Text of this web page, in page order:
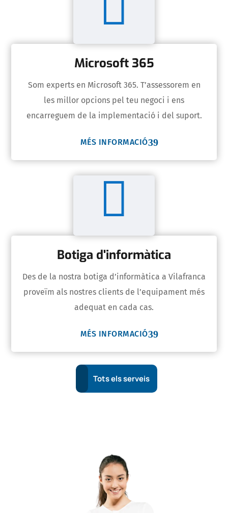
Microsoft 365
Som experts en Microsoft 365. T’assessorem en
les millor opcions pel teu negoci i ens
encarreguem de la implementació i del suport.
MÉS INFORMACIÓ

Botiga d'informàtica
Des de la nostra botiga d’informàtica a Vilafranca
proveïm als nostres clients de l’equipament més
adequat en cada cas.
MÉS INFORMACIÓ
Tots els serveis